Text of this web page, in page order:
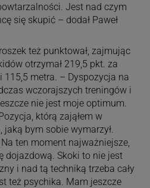
Jest nad czym
się skupić – dodał Paweł
też punktował, zajmując
otrzymał 219,5 pkt. za
115,5 metra. – Dyspozycja na
wczorajszych treningów i
nie jest moje optimum.
którą zająłem w
jaką bym sobie wymarzył.
ten moment najważniejsze,
dojazdową. Skoki to nie jest
i nad tą techniką trzeba cały
też psychika. Mam jeszcze